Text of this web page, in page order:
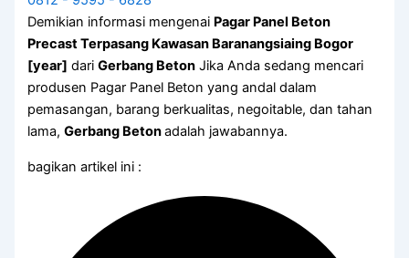
Demikian informasi mengenai Pagar Panel Beton
Precast Terpasang Kawasan Baranangsiaing Bogor
[year] dariGerbang Beton Jika Anda sedang mencari
produsen Pagar Panel Beton yang andal dalam
pemasangan, barang berkualitas, negoitable, dan tahan
lama,Gerbang Betonadalah jawabannya.
bagikan artikel ini :